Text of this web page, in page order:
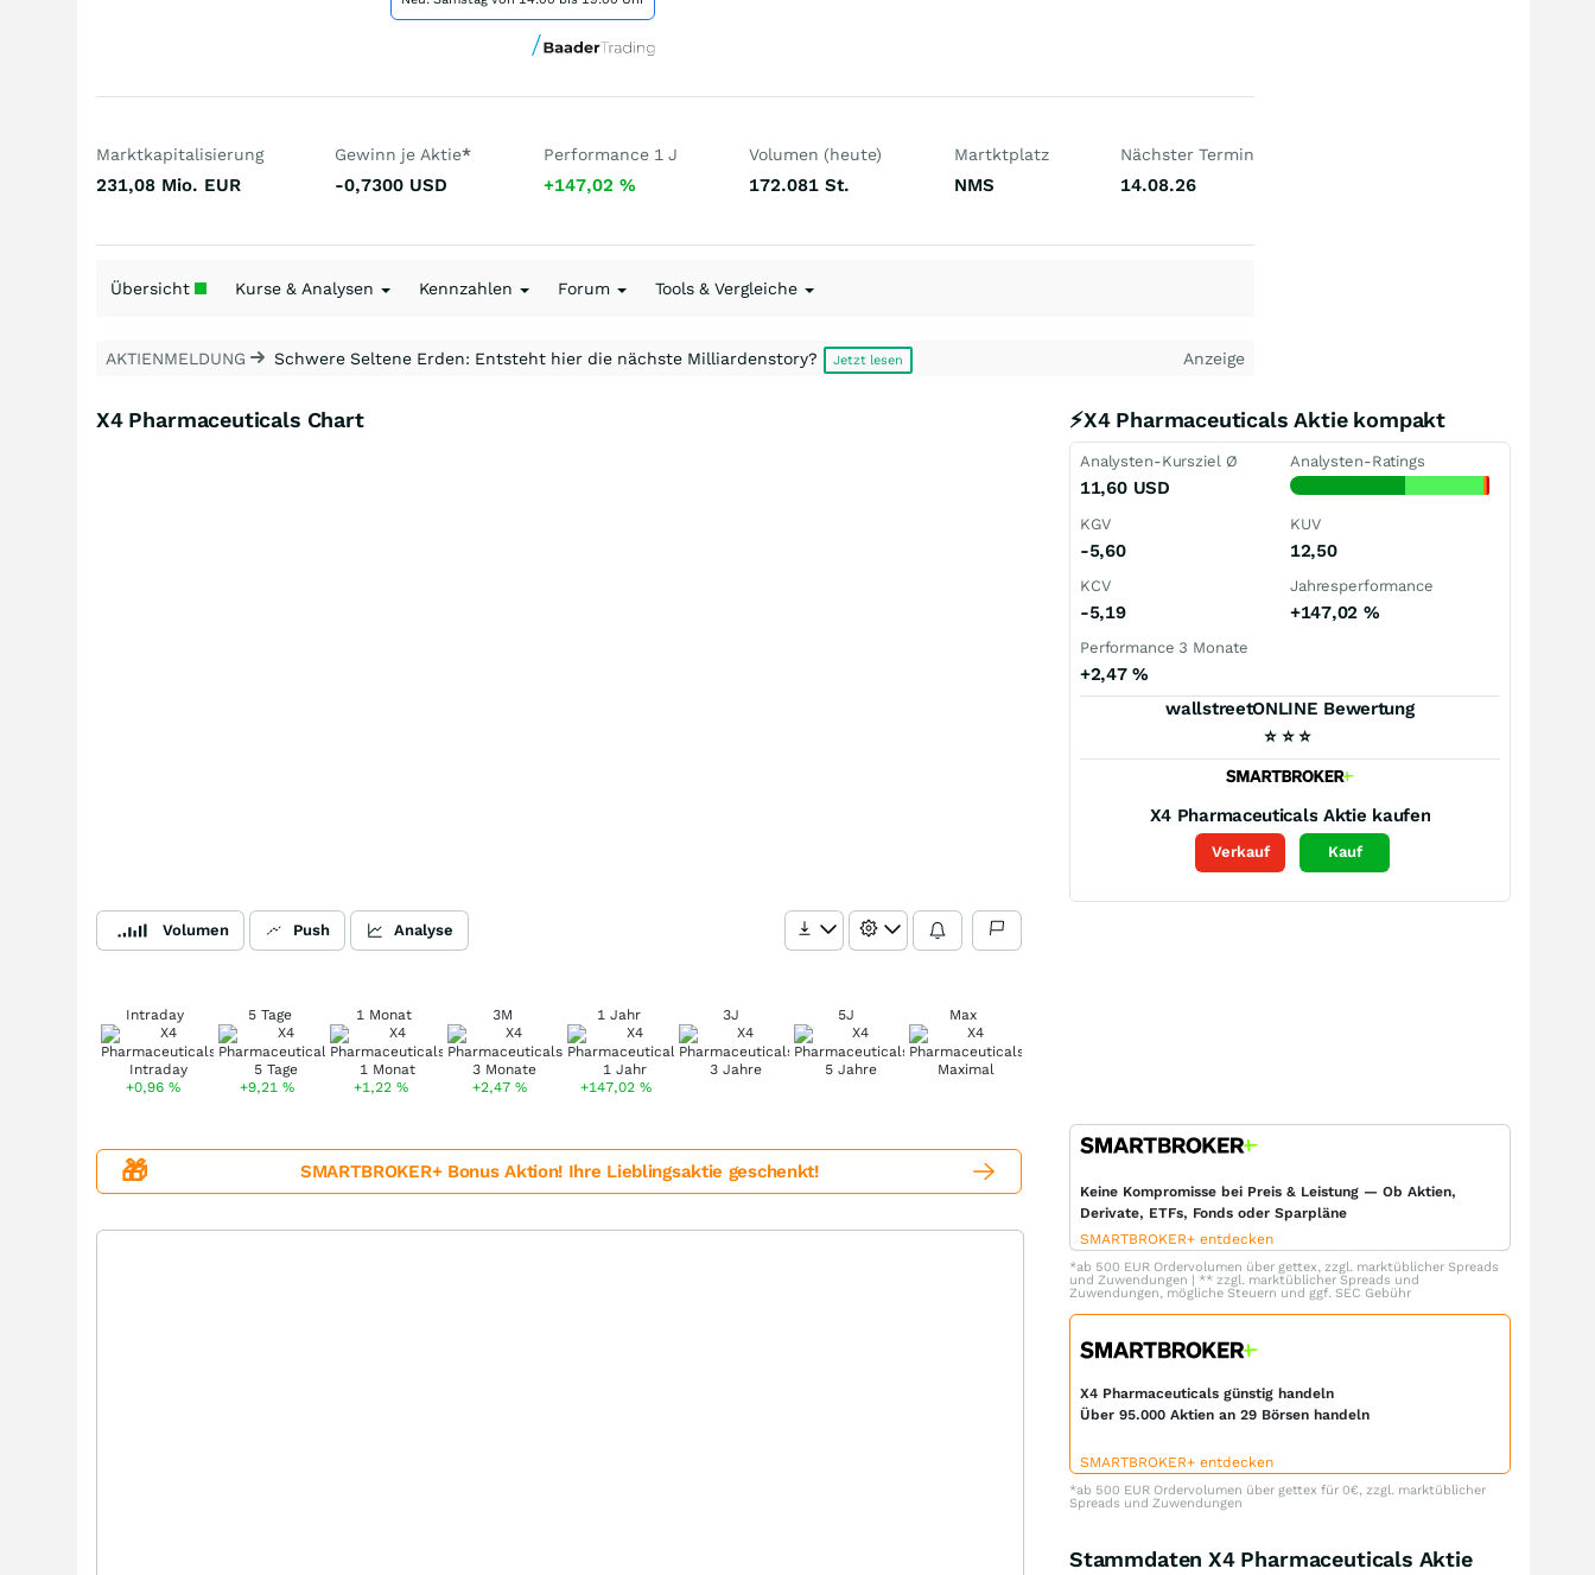
Marktkapitalisierung
231,08 Mio. EUR
Gewinn je Aktie*
-0,7300 USD
Performance 1 J
+147,02 %
Volumen (heute)
172.081 St.
Martktplatz
NMS
Nächster Termin
14.08.26
Übersicht Kurse & Analysen Kennzahlen Forum Tools & Vergleiche
AKTIENMELDUNG Schwere Seltene Erden: Entsteht hier die nächste Milliardenstory? Jetzt lesen Anzeige
X4 Pharmaceuticals Chart
Volumen Push Analyse
Intraday
+0,96 %
5 Tage
+9,21%
1 Monat
+1,22%
3M
+2,47%
1 Jahr
+147,02%
3J 5J Max
⚡X4 Pharmaceuticals Aktie kompakt
Analysten-Kursziel Ø
11,60 USD
Analysten-Ratings
KGV
-5,60
KUV
12,50
KCV
-5,19
Jahresperformance
+147,02 %
Performance 3 Monate
+2,47%
wallstreetONLINE Bewertung
⭐ ⭐ ⭐
X4 Pharmaceuticals Aktie kaufen
Verkauf Kauf
🎁 SMARTBROKER+ Bonus Aktion! Ihre Lieblingsaktie geschenkt!
Keine Kompromisse bei Preis & Leistung — Ob Aktien,
Derivate, ETFs, Fonds oder Sparpläne
SMARTBROKER+ entdecken
*ab 500 EUR Ordervolumen über gettex, zzgl. marktüblicher Spreads
und Zuwendungen | ** zzgl. marktüblicher Spreads und
Zuwendungen, mögliche Steuern und ggf. SEC Gebühr
X4 Pharmaceuticals günstig handeln
Über 95.000 Aktien an 29 Börsen handeln
SMARTBROKER+ entdecken
*ab 500 EUR Ordervolumen über gettex für 0€, zzgl. marktüblicher
Spreads und Zuwendungen
Stammdaten X4 Pharmaceuticals Aktie